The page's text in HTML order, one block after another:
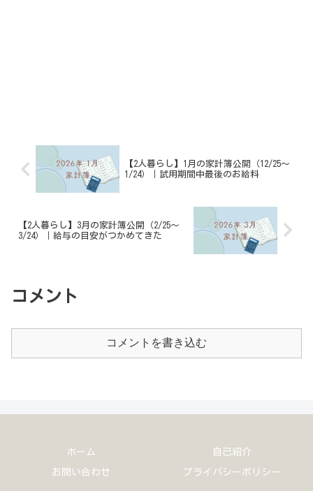
【2人暮らし】1月の家計簿公開（12/25～
1/24）｜試用期間中最後のお給料
【2人暮らし】3月の家計簿公開（2/25～
3/24）｜給与の目安がつかめてきた
コメント
コメントを書き込む
ホーム 自己紹介
お問い合わせ プライバシーポリシー